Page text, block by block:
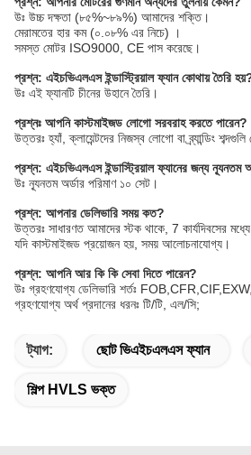
উঃ উচ্চ দক্ষতা (৮৫%~৮৯%) আমাদের শক্তি।
মেরামতের হার কম (০.০৮% এর নিচে) ।
সমস্ত মোটর ISO9000, CE পাস করেছে।
প্রশ্ন: এইচভিএলএস ইন্ডাস্ট্রিয়াল ফ্যান কোথায় তৈরি
উঃ এই ফ্যানটি চীনের উহানে তৈরি।
প্রশ্নঃ আপনি কাস্টমাইজড লোগো সরবরাহ করতে পারেন?
উত্তরঃ হ্যাঁ, ক্লায়েন্টদের নিজস্ব লোগো বা ব্র্যান্ডিং
প্রশ্ন: এইচভিএলএস ইন্ডাস্ট্রিয়াল ফ্যানের জন্য ন্যূনতম
উঃ ন্যূনতম অর্ডার পরিমাণ ১০ সেট।
প্রশ্ন: আপনার ডেলিভারি সময় কত?
উত্তরঃ সাধারণত আমাদের স্টক থাকে, 7 কার্যদিবসের
যদি কাস্টমাইজড প্রয়োজন হয়, সময় আলোচনাযোগ্য।
প্রশ্ন: আপনি আর কি কি সেবা দিতে পারেন?
উঃ গ্রহণযোগ্য ডেলিভারি শর্তঃ
গ্রহণযোগ্য অর্থ প্রদানের ধরনঃ টি/টি, এল/সি;
ট্যাগ: ছোট ভিএইচএলএস ফ্যান
শিল্প HVLS ভক্ত